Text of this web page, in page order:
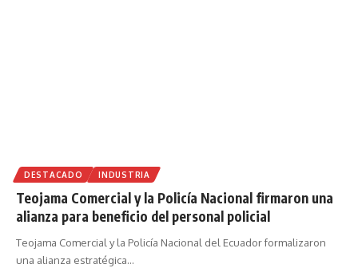
DESTACADO INDUSTRIA
Teojama Comercial y la Policía Nacional firmaron una
alianza para beneficio del personal policial
Teojama Comercial y la Policía Nacional del Ecuador formalizaron
una alianza estratégica…